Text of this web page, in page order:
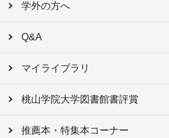
学外の方へ
Q&A
マイライブラリ
桃山学院大学図書館書評賞
推薦本・特集本コーナー